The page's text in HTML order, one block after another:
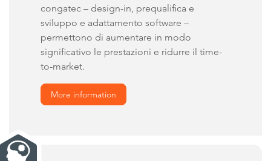
congatec – design-in, prequalifica e
sviluppo e adattamento software –
permettono di aumentare in modo
significativo le prestazioni e ridurre il time-
to-market.
More information